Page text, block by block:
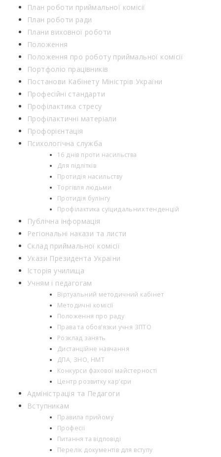
План роботи приймальної комісії
План роботи ради
Плани виховної роботи
Положення
Положення про роботу приймальної комісії
Портфоліо працівників
Постанови Кабінету Міністрів України
Професійні стандарти
Профілактика стресу
Профілактичні матеріали
Профорієнтація
Психологічна служба
16 днів проти насильства
Для підлітків
Протидія насильству
Торгівля людьми
Протидія булінгу
Профілактика суїцидальних тенденцій
Публічна інформація
Регіональні накази та листи
Склад приймальної комісії
Укази Президента України
Історія училища
Учням і педагогам
Віртуальний методичний кабінет
Методичні комісії
Положення про раду
Права та обов’язки учня ЗПТО
Розклад занять
Дистанційне навчання
ДПА, ЗНО, НМТ
Конкурси фахової майстерності
Центр розвитку кар’єри
Адміністрація та Педагоги
Вступникам
Правила прийому
Професії
Питання та відповіді
Перелік документів для вступу